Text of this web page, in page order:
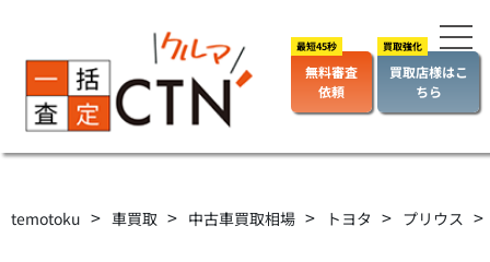
無料審査
依頼
買取店様はこ
ちら
temotoku > 車買取 > 中古車買取相場 > トヨタ > プリウス >